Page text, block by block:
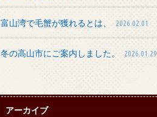
富山湾で毛蟹が獲れるとは、 2026.02.01
冬の高山市にご案内しました。 2026.01.29
アーカイブ